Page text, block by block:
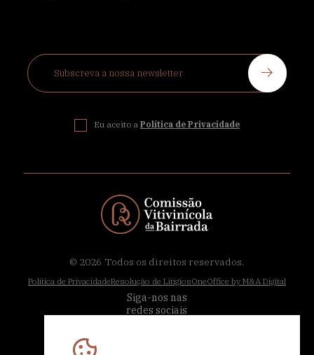
Eu aceito a Política de Privacidade
© 2026 Todos os direitos reservados.
Política de PrivacidadeResolução de LitígiosOneOffice by M&A Digital
Siga-nos nas
redes sociais